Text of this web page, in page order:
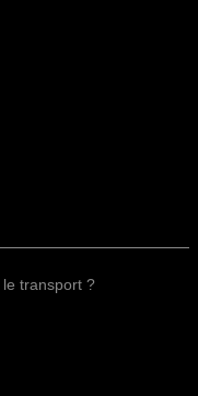
transport ?